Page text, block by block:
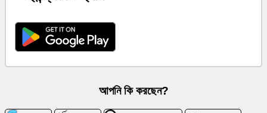
চ্যাটজিপিটি
উইকি
আপনি কি করছেন?